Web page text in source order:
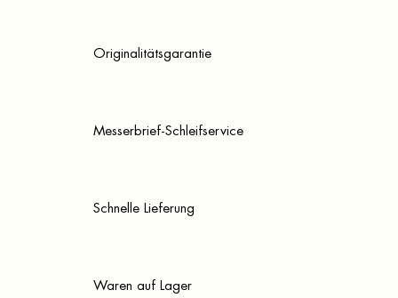
Originalitätsgarantie
Messerbrief-Schleifservice
Schnelle Lieferung
Waren auf Lager